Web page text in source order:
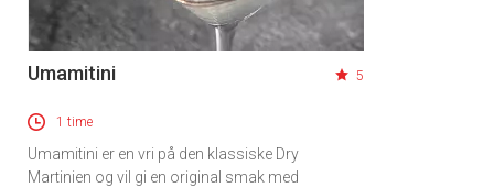
Umamitini 5
1 time
Umamitini er en vri på den klassiske Dry
Martinien og vil gi en original smak med